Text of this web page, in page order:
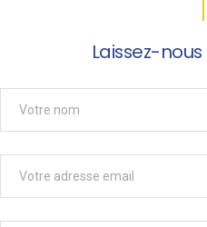
Laissez-